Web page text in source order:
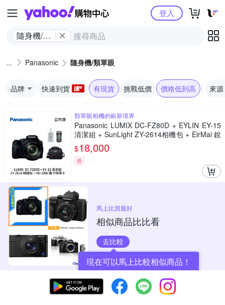
Yahoo購物中心
隨身機/類
登入
Panasonic 隨身機/類單眼
品牌 快速到貨 有現貨 挑戰低價 價格低到高 來源
類單眼相機的嶄新境界
Panasonic LUMIX DC-FZ80D + EYLIN EY-15
清潔組 + SunLight ZY-2614相機包 + EirMai 銳
瑪 HD-100C電子除濕卡 FZ80D (公司貨)
$18,000
券
馬上比買最好
相似商品比比看
去比較
現在可以馬上比較相似商品！